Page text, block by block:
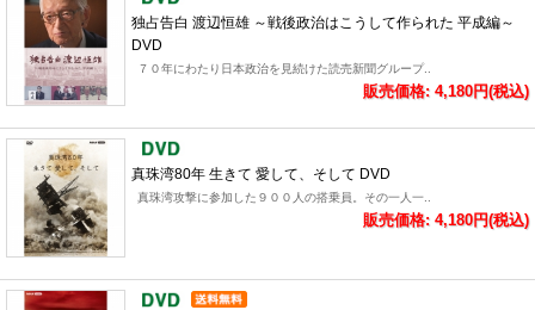
独占告白 渡辺恒雄 ～戦後政治はこうして作られた 平成編～
DVD
７０年にわたり日本政治を見続けた読売新聞グループ..
販売価格: 4,180円(税込)
真珠湾80年 生きて 愛して、そして DVD
真珠湾攻撃に参加した９００人の搭乗員。その一人一..
販売価格: 4,180円(税込)